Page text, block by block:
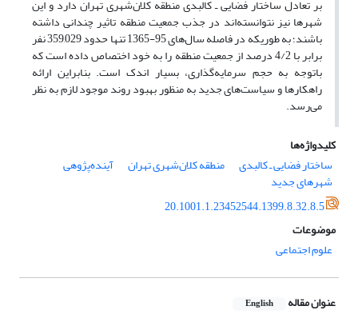
بر تعادل ساختار فضایی ـ کالبدی منطقه کلان‌شهری تهران دارد و این
شهرها نیز نتوانسته‌اند در جذب جمعیت منطقه تاثیر چندانی داشته
باشند؛ به طوریکه در فاصله سال‌های 95-1365 تنها حدود 359,029 نفر
برابر با 4/2 درصد از جمعیت منطقه را به خود اختصاص داده است که
باتوجه به حجم سرمایه‌گذاری، بسیار اندک است. بنابراین ارائه
راهکارها و سیاست‌های جدید به منظور بهبود روند موجود لازم به نظر
می‌رسد.
کلیدواژه‌ها
ساختار فضایی ـ کالبدی
منطقه کلان‌شهری تهران آینده‌پژوهی
شهرهای جدید
20.1001.1.23452544.1399.8.32.8.5
موضوعات
علوم اجتماعی
عنوان مقاله English